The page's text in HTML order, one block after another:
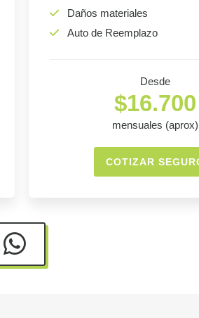
Daños materiales
Auto de Reemplazo
Desde
$16.700
mensuales (aprox)
COTIZAR